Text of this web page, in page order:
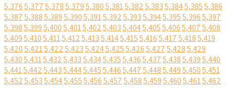
5,3765,3775,3785,3795,3805,3815,3825,3835,3845,3855,386
5,3875,3885,3895,3905,3915,3925,3935,3945,3955,3965,397
5,3985,3995,4005,4015,4025,4035,4045,4055,4065,4075,408
5,4095,4105,4115,4125,4135,4145,4155,4165,4175,4185,419
5,4205,4215,4225,4235,4245,4255,4265,4275,4285,429
5,4305,4315,4325,4335,4345,4355,4365,4375,4385,4395,440
5,4415,4425,4435,4445,4455,4465,4475,4485,4495,4505,451
5,4525,4535,4545,4555,4565,4575,4585,4595,4605,4615,462